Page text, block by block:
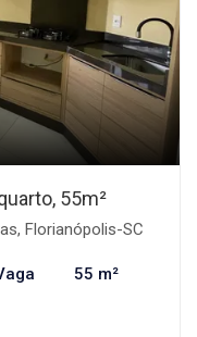
55m²
Florianópolis-SC
55 m²